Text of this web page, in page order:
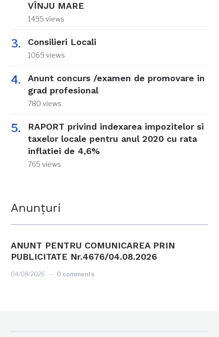
VÎNJU MARE
1495 views
Consilieri Locali
1069 views
Anunt concurs /examen de promovare in
grad profesional
780 views
RAPORT privind indexarea impozitelor si
taxelor locale pentru anul 2020 cu rata
inflatiei de 4,6%
765 views
Anunțuri
ANUNT PENTRU COMUNICAREA PRIN
PUBLICITATE Nr.4676/04.08.2026
04/08/2026 0 comments